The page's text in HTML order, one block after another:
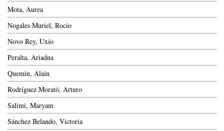
Mota, Aurea
Nogales Muriel, Rocío
Novo Rey, Uxío
Peralta, Ariadna
Quemin, Alain
Rodríguez Morató, Arturo
Salimi, Maryam
Sánchez Belando, Victoria